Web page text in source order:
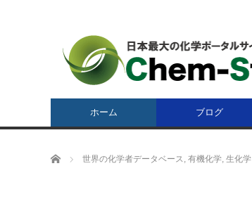
ホーム ブログ
ホーム 世界の化学者データベース, 有機化学, 生化学